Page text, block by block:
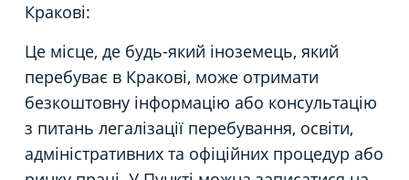
Кракові:
Це місце, де будь-який іноземець, який
перебуває в Кракові, може отримати
безкоштовну інформацію або консультацію
з питань легалізації перебування, освіти,
адміністративних та офіційних процедур або